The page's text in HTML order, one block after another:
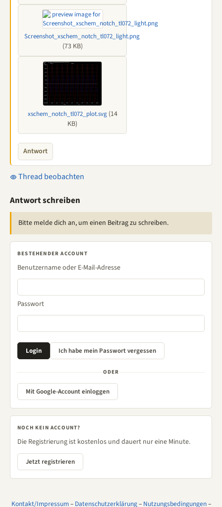
Screenshot_xschem_notch_tl072_light.png
(73 KB)
xschem_notch_tl072_plot.svg(14
KB)
Antwort
Thread beobachten
Antwort schreiben
Bitte melde dich an, um einen Beitrag zu schreiben.
BESTEHENDER ACCOUNT
Benutzername oder E-Mail-Adresse
Passwort
ODER
Mit Google-Account einloggen
NOCH KEIN ACCOUNT?
Die Registrierung ist kostenlos und dauert nur eine Minute.
Jetzt registrieren
Kontakt/Impressum– Datenschutzerklärung– Nutzungsbedingungen–